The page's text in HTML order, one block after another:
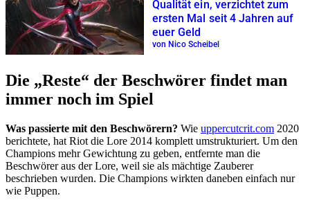
Qualität ein, verzichtet zum
ersten Mal seit 4 Jahren auf
euer Geld
von Nico Scheibel
Die Reste
der Beschwörer findet man
immer noch im Spiel
Was passierte mit den Beschwörern? Wie uppercutcrit.com 2020
berichtete, hat Riot die Lore 2014 komplett umstrukturiert. Um den
Champions mehr Gewichtung zu geben, entfernte man die
Beschwörer aus der Lore, weil sie als mächtige Zauberer
beschrieben wurden. Die Champions wirkten daneben einfach nur
wie Puppen.